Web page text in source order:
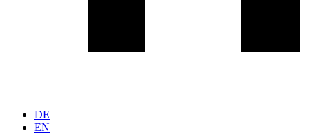
DE
EN